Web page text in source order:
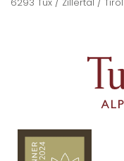
6293 Tux / Zillertal / Tirol